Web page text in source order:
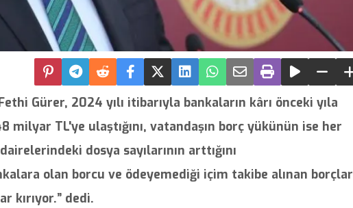
Gürer, 2024 yılı itibarıyla bankaların kârı önceki yıla
TL'ye ulaştığını, vatandaşın borç yükünün ise her
dosya sayılarının arttığını
olan borcu ve ödeyemediği içim takibe alınan
kırıyor.” dedi.